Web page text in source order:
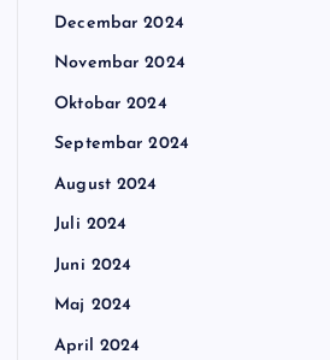
Decembar 2024
Novembar 2024
Oktobar 2024
Septembar 2024
August 2024
Juli 2024
Juni 2024
Maj 2024
April 2024